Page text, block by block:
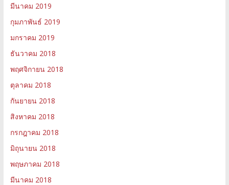
มีนาคม 2019
กุมภาพันธ์ 2019
มกราคม 2019
ธันวาคม 2018
พฤศจิกายน 2018
ตุลาคม 2018
กันยายน 2018
สิงหาคม 2018
กรกฎาคม 2018
มิถุนายน 2018
พฤษภาคม 2018
มีนาคม 2018